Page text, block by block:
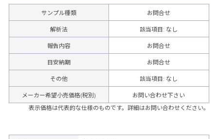
サンプル種類 お問合せ
解析法 該当項目: なし
報告内容 お問合せ
目安納期 お問合せ
その他 該当項目: なし
メーカー希望小売価格(税別)
お問い合わせ下さい
表示価格は代表的な仕様のものです。詳細はお問い合わせください。